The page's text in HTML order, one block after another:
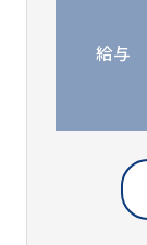
給与